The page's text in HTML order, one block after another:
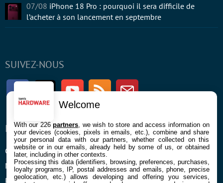
SUIVEZ-NOUS
FacebookTwitter Youtube RSS Newsletter
ENTREPRISE
Confidentialité et Cookies
Mentions légales et CGU
Préférences Cookies
À PROPOS
Contact
07/08 iPhone 18 Pro : pourquoi il sera difficile de
l’acheter à son lancement en septembre
Welcome
With our 226partners , we wish to store and access information on
your devices (cookies, pixels in emails, etc.), combine and share
your personal data with our partners, whether collected on this
website or in our emails, already held by some of us, or obtained
later, including in other contexts.
Processing this data (identifiers, browsing, preferences, purchases,
loyalty programs, IP, postal addresses and emails, phone, precise
geolocation, etc.) allows developing and offering you services,